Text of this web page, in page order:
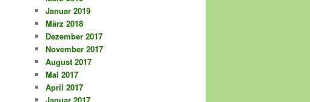
Januar 2019
März 2018
Dezember 2017
November 2017
August 2017
Mai 2017
April 2017
Januar 2017